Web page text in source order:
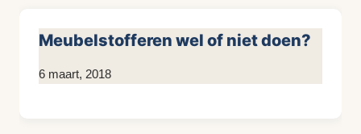
Meubelstofferen wel of niet doen?
Door
6 maart, 2018